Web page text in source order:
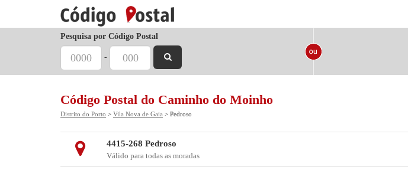
Pesquisa por Código Postal
-
Código Postal do Caminho do Moinho
Distrito do Porto > Vila Nova de Gaia > Pedroso
4415-268 Pedroso
Válido para todas as moradas